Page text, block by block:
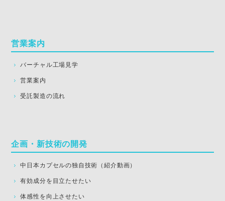
営業案内
バーチャル工場見学
営業案内
受託製造の流れ
企画・新技術の開発
中日本カプセルの独自技術（紹介動画）
有効成分を目立たせたい
体感性を向上させたい